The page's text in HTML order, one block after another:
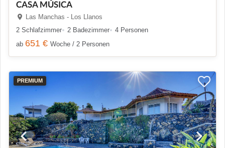
CASA MÚSICA
Las Manchas - Los Llanos
2 Schlafzimmer
2 Badezimmer
4 Personen
ab 651 € Woche / 2 Personen
PREMIUM